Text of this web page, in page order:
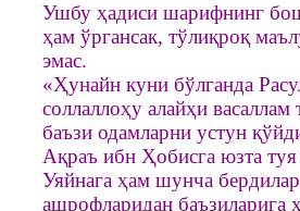
Ушбу ҳадиси шарифнинг
ҳам ўргансак, тўлиқроқ
эмас.
«Ҳунайн куни бўлганда
соллаллоҳу алайҳи
баъзи одамларни устун
Ақраъ ибн Ҳобисга юзта туя
Уяйнага ҳам шунча
ашрофларидан баъзиларига